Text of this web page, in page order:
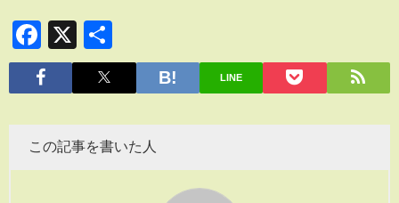
Facebook
X
有
LINE
この記事を書いた人